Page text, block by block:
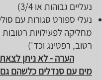
נעליים גבוהות או 3/4)
נעלי ספורט סגורות עם
מחליקה לפעילויות רטובות
רטוב, רפטינג וכד')
הערה - לא ניתן לצאת
מים עם סנדלים כלשהם